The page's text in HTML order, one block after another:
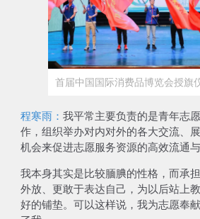
首届中国国际消费品博览会授旗
程寒雨： 我平常主要负责的是青年志
作，组织举办对内对外的各大交流、
机会来促进志愿服务资源的高效流通与
我本身其实是比较腼腆的性格，而承
外放、更敢于表达自己，为以后站上
好的铺垫。可以这样说， 我为志愿奉